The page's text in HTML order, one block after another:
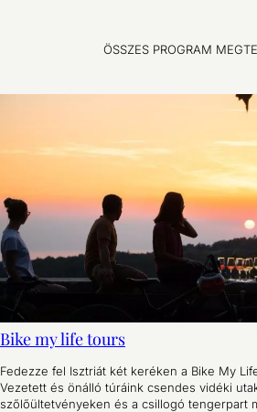
ÖSSZES PROGRAM
Bike my life tours
Fedezze fel Isztriát két keréken a Bike My
Vezetett és önálló túráink csendes vidéki
szőlőültetvényeken és a csillogó tengerpart